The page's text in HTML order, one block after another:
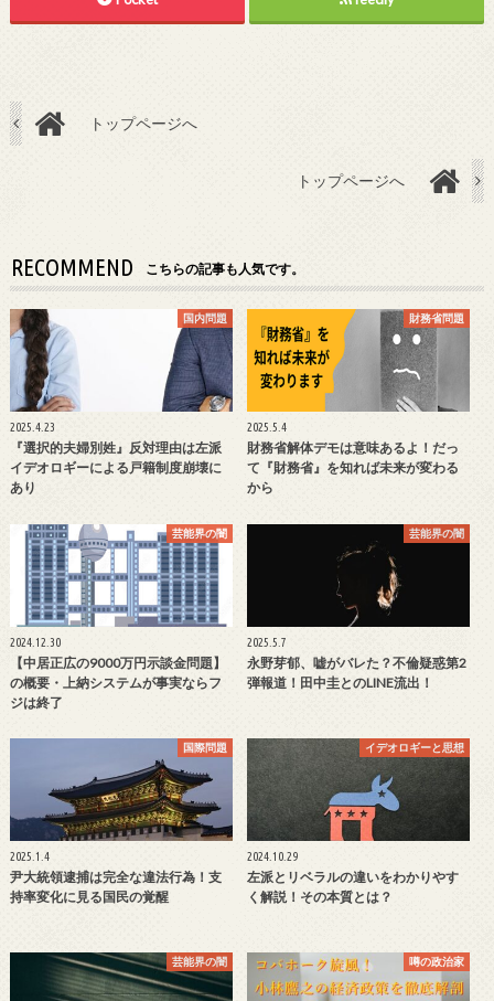
トップページへ
トップページへ
RECOMMEND こちらの記事も人気です。
国内問題
2025.4.23
『選択的夫婦別姓』反対理由は左派
イデオロギーによる戸籍制度崩壊に
あり
財務省問題
2025.5.4
財務省解体デモは意味あるよ！だっ
て『財務省』を知れば未来が変わる
から
芸能界の闇
2024.12.30
【中居正広の9000万円示談金問題】
の概要・上納システムが事実ならフ
ジは終了
芸能界の闇
2025.5.7
永野芽郁、嘘がバレた？不倫疑惑第2
弾報道！田中圭とのLINE流出！
国際問題
2025.1.4
尹大統領逮捕は完全な違法行為！支
持率変化に見る国民の覚醒
イデオロギーと思想
2024.10.29
左派とリベラルの違いをわかりやす
く解説！その本質とは？
芸能界の闇 噂の政治家